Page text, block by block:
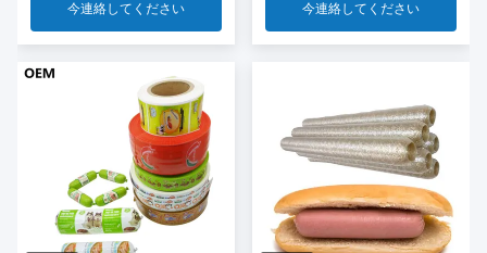
今連絡してください 今連絡してください